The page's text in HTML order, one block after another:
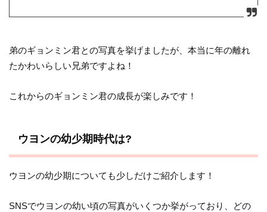
弟のギョンミン君との写真を挙げましたが、本当に年の離れ
たかわいらしい兄弟ですよね！
これからのギョンミン君の成長が楽しみです！
ウヨンの幼少期時代は?
ウヨンの幼少期についても少しだけご紹介します！
SNSでウヨンの幼い頃の写真がいくつか挙がっており、どの